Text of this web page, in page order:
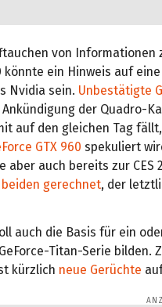
von Informationen
könnte ein Hinweis auf
Nvidia sein. Unbestätigte
der Quadro-
auf den gleichen Tag
GTX 960 spekuliert
aber auch bereits zur CES
gerechnet, der
auch die Basis für ein
Titan-Serie bilden.
kürzlich neue Gerüchte